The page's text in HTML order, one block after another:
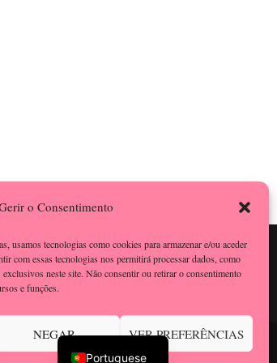
o Consentimento
usamos tecnologias como cookies para armazenar e/ou aceder
com essas tecnologias nos permitirá processar dados, como
neste site. Não consentir ou retirar o consentimento
e funções.
NEGAR VER PREFERÊNCIAS
Privacidade Portuguese